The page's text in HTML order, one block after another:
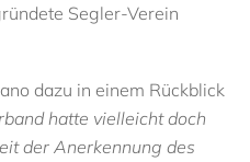
Segler-Verein
dazu in einem Rückblick
hatte vielleicht doch
der Anerkennung des